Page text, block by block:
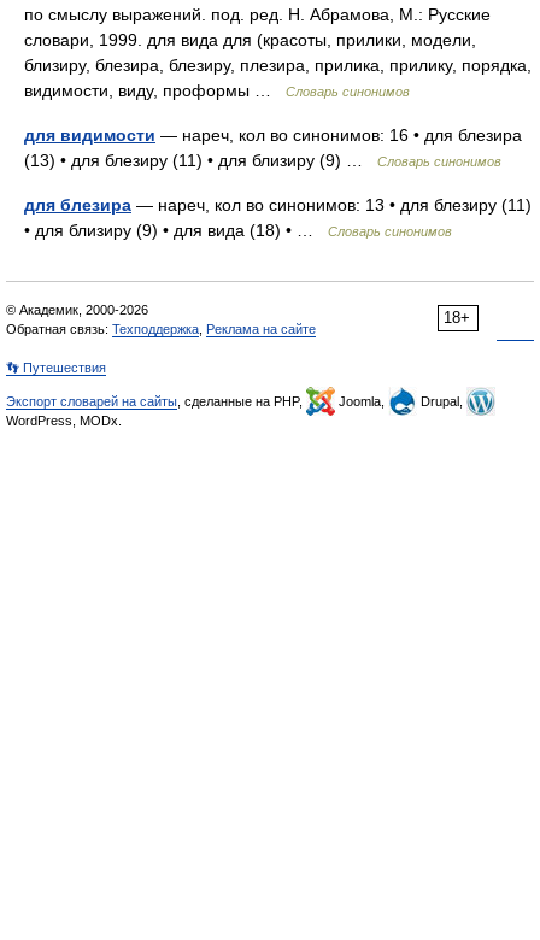
по смыслу выражений. под. ред. Н. Абрамова, М.: Русские
словари, 1999. для вида для (красоты, прилики, модели,
близиру, блезира, блезиру, плезира, прилика, прилику, порядка,
видимости, виду, проформы …
Словарь синонимов
для видимости — нареч, кол во синонимов: 16 • для блезира
(13) • для блезиру (11) • для близиру (9) …
Словарь синонимов
для блезира — нареч, кол во синонимов: 13 • для блезиру (11)
• для близиру (9) • для вида (18) • …
Словарь синонимов
18+
© Академик, 2000-2026
Обратная связь: Техподдержка Реклама на сайте
👣 Путешествия
Экспорт словарей на сайты , сделанные на PHP, Joomla,
Drupal,
WordPress, MODx.